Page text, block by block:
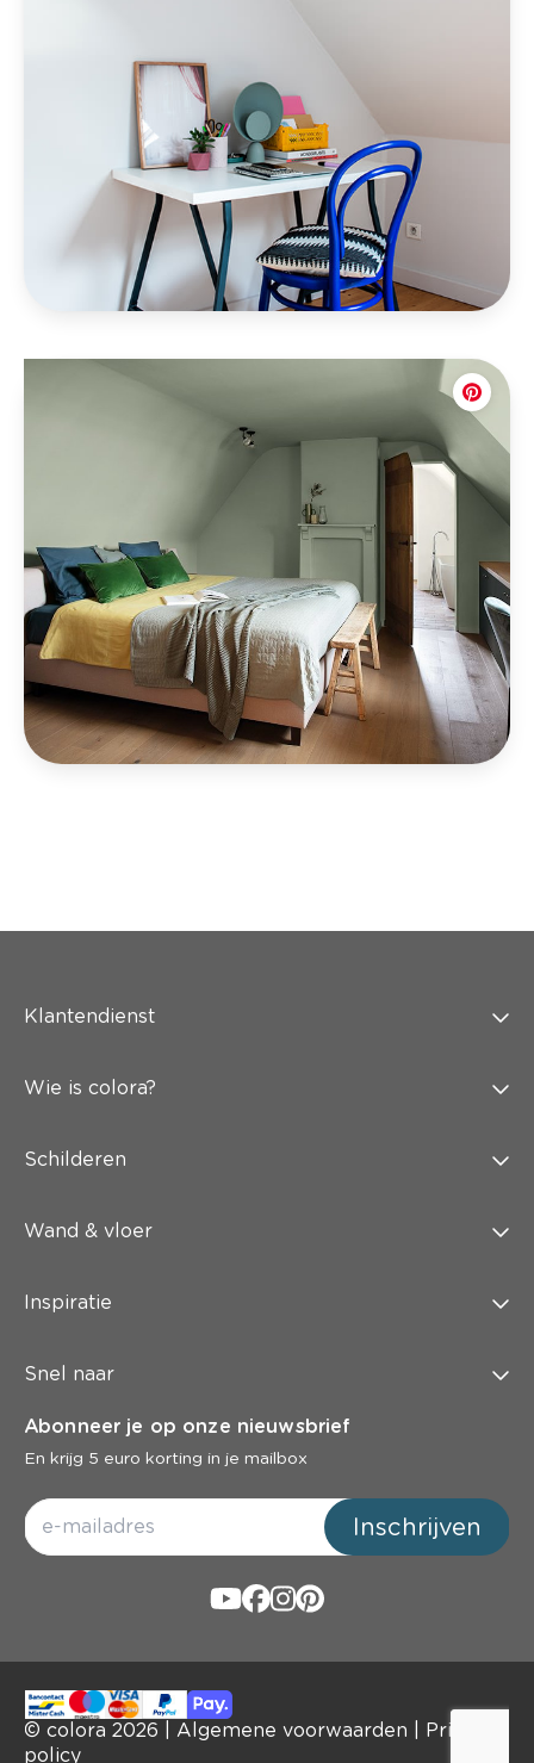
Klantendienst
Wie is colora?
Schilderen
Wand & vloer
Inspiratie
Snel naar
Abonneer je op onze nieuwsbrief
En krijg 5 euro korting in je mailbox
Inschrijven
© colora 2026 Algemene voorwaarden
Privacy
policy